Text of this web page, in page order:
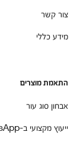
צור קשר
מידע כללי
התאמת מוצרים
אבחון סוג עור
ייעוץ מקצועי ב-WhatsApp